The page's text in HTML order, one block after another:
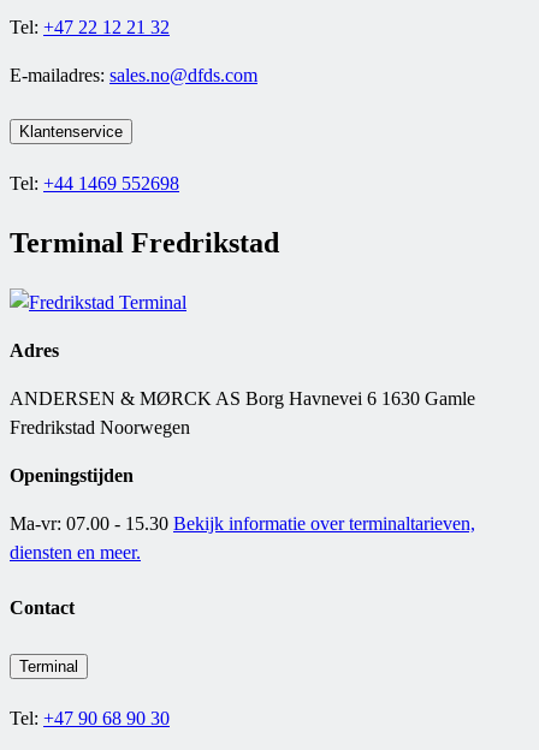
Tel: +47 22 12 21 32
E-mailadres: sales.no@dfds.com
Klantenservice
Tel: +44 1469 552698
Terminal Fredrikstad
Adres
ANDERSEN & MØRCK AS Borg Havnevei 6 1630 Gamle
Fredrikstad Noorwegen
Openingstijden
Ma-vr: 07.00 - 15.30 Bekijk informatie over terminaltarieven,
diensten en meer.
Contact
Terminal
Tel: +47 90 68 90 30